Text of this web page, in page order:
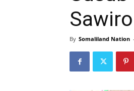
Sawiro
By Somaliland Nation -